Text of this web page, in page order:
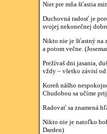
Niet pre mňa šťastia
Duchovná radosť je
svojej nekonečnej
Nikto nie je šťastný na
a potom večne.
Prežívaš dni jasania,
vždy – všetko závisí od
Koreň nášho
Chudobou sa učíme
Radovať sa znamená
Nikto nie je natoľko
Darden)